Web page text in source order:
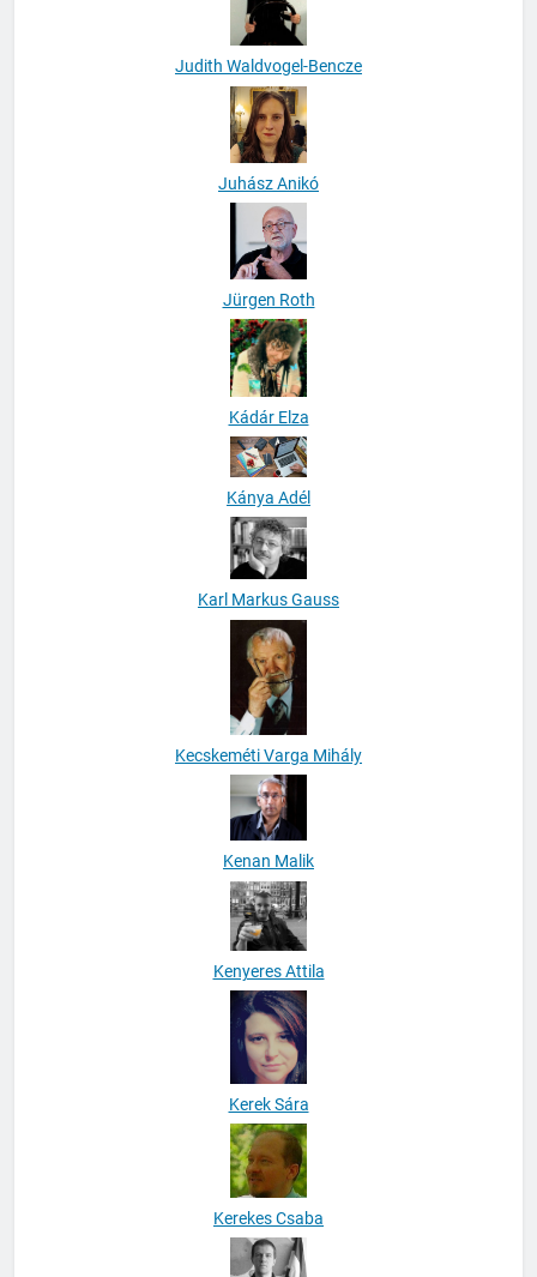
Judith Waldvogel-Bencze
Juhász Anikó
Jürgen Roth
Kádár Elza
Kánya Adél
Karl Markus Gauss
Kecskeméti Varga Mihály
Kenan Malik
Kenyeres Attila
Kerek Sára
Kerekes Csaba